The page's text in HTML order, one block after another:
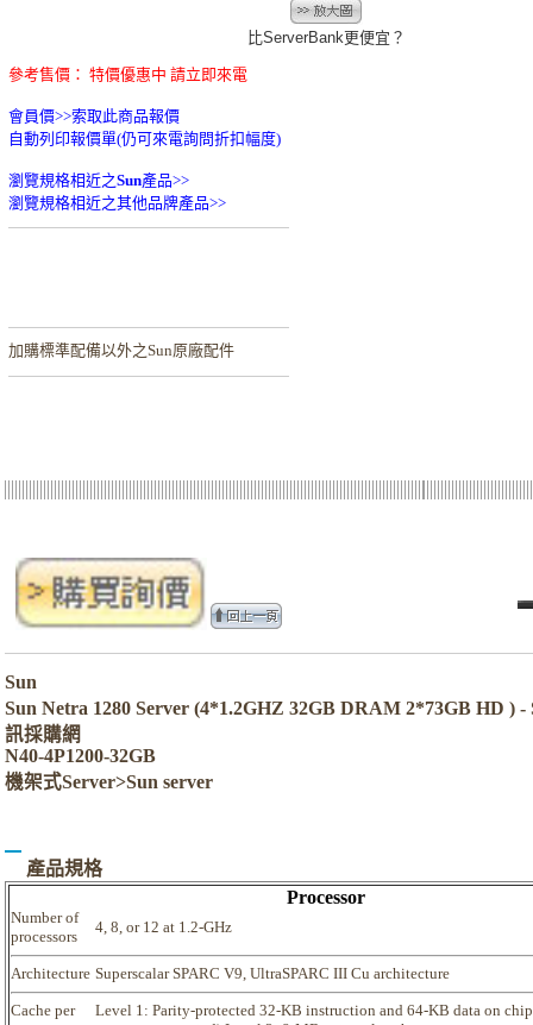
比ServerBank更便宜？
參考售價： 特價優惠中 請立即來電
會員價>>索取此商品報價
自動列印報價單(仍可來電詢問折扣幅度)
瀏覽規格相近之Sun產品>>
瀏覽規格相近之其他品牌產品>>
加購標準配備以外之Sun原廠配件
Sun
Sun Netra 1280 Server (4*1.2GHZ 32GB DRAM 2*73GB HD ) -
訊採購網
N40-4P1200-32GB
機架式Server>Sun server
產品規格
Processor
Number of
processors
4, 8, or 12 at 1.2-GHz
Architecture Superscalar SPARC V9, UltraSPARC III Cu architecture
Cache per
Level 1: Parity-protected 32-KB instruction and 64-KB data on